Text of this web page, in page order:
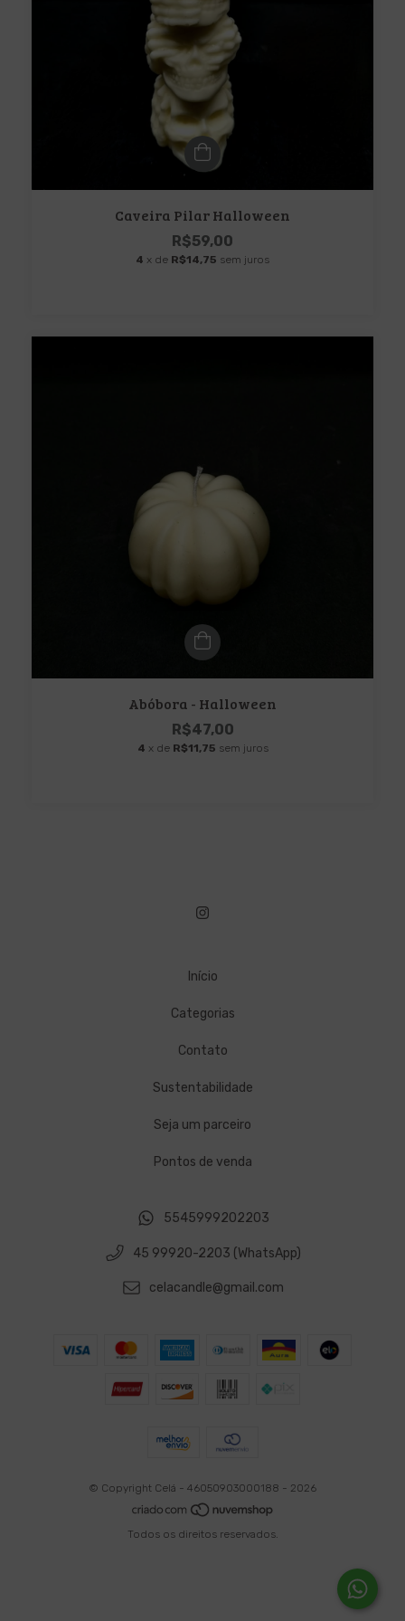
Caveira Pilar Halloween
R$59,00
4 x de R$14,75 sem juros
Abóbora - Halloween
R$47,00
4 x de R$11,75 sem juros
Início
Categorias
Contato
Sustentabilidade
Seja um parceiro
Pontos de venda
5545999202203
45 99920-2203 (WhatsApp)
celacandle@gmail.com
© Copyright Celá - 46050903000188 - 2026
Todos os direitos reservados.